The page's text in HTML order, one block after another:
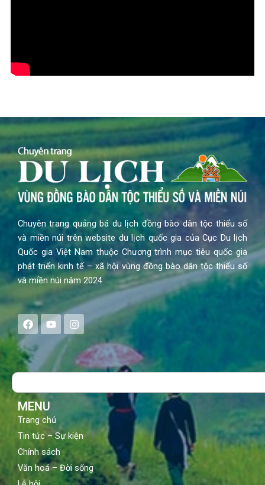
Chuyên trang quảng bá du lịch đồng bào dân tộc thiểu số
và miền núi trên website du lịch quốc gia của Cục Du lịch
Quốc gia Việt Nam thuộc Chương trình mục tiêu quốc gia
phát triển kinh tế – xã hội vùng đồng bào dân tộc thiểu số
và miền núi năm 2024
F
a
e
b
o
Y
o
t
b
I
n
s
a
g
Search
MENU
Trang chủ
Tin tức – Sự kiện
Chính sách
Văn hoá – Đời sống